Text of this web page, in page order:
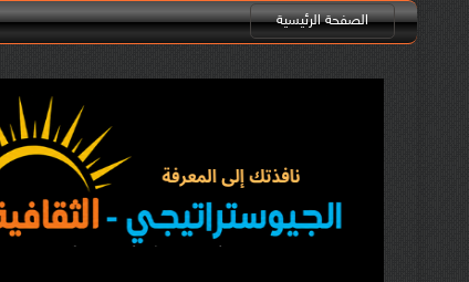
الصفحة الرئيسية